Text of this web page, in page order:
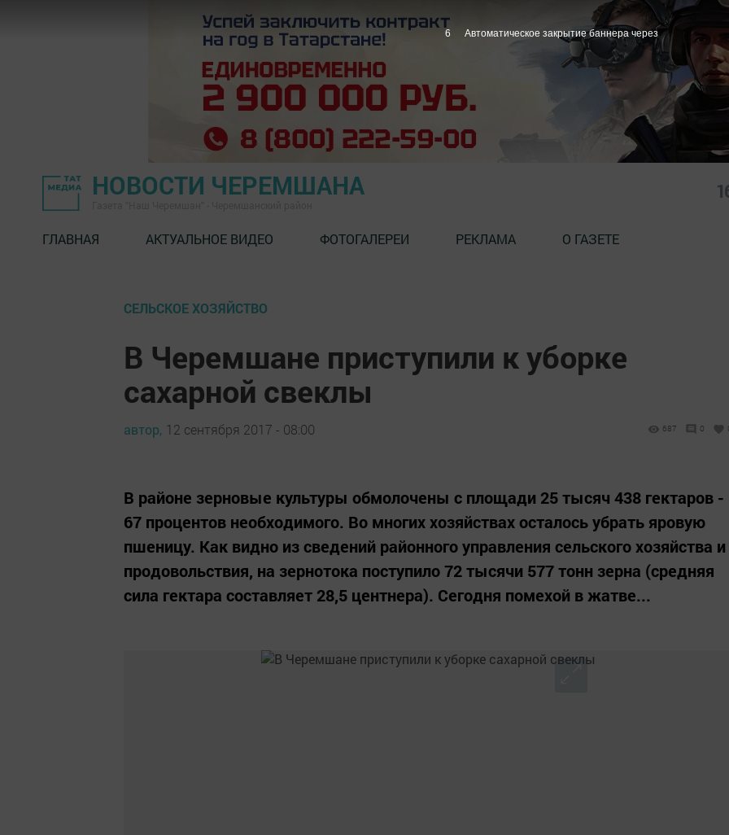
НОВОСТИ ЧЕРЕМШАНА
ГЛАВНАЯ АКТУАЛЬНОЕ ВИДЕО ФОТОГАЛЕРЕИ РЕКЛАМА О ГАЗЕТЕ
СЕЛЬСКОЕ ХОЗЯЙСТВО
В Черемшане приступили к уборке
сахарной свеклы
автор, 12 сентября 2017 - 08:00 687 0
В районе зерновые культуры обмолочены с площади 25 тысяч 438 гектаров -
67 процентов необходимого. Во многих хозяйствах осталось убрать яровую
пшеницу. Как видно из сведений районного управления сельского хозяйства и
продовольствия, на зернотока поступило 72 тысячи 577 тонн зерна (средняя
сила гектара составляет 28,5 центнера). Сегодня помехой в жатве...
5 Автоматическое закрытие баннера через